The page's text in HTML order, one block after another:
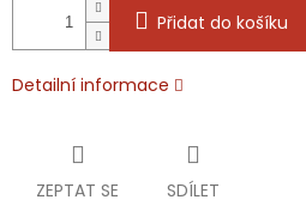
Přidat do košíku
Detailní informace
ZEPTAT SE SDÍLET